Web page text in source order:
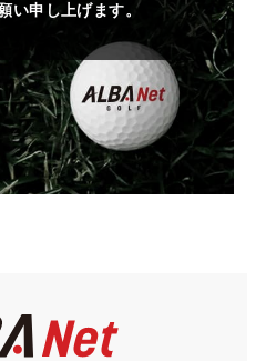
い申し上げます。